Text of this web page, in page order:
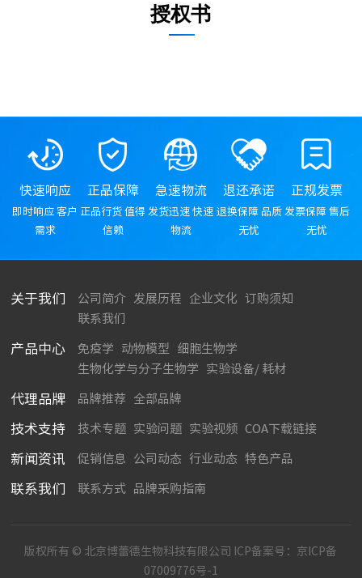
授权书
快速响应
即时响应 客户
需求
正品保障
正品行货 值得
信赖
急速物流
发货迅速 快速
物流
退还承诺
退换保障 品质
无忧
正规发票
发票保障 售后
无忧
关于我们 公司简介 发展历程 企业文化
订购须知
联系我们
产品中心 免疫学 动物模型
细胞生物学
生物化学与分子生物学
实验设备/ 耗材
代理品牌 品牌推荐 全部品牌
技术支持 技术专题 实验问题 实验视频 COA下载链接
新闻资讯 促销信息 公司动态 行业动态 特色产品
联系我们 联系方式 品牌采购指南
版权所有 © 北京博蕾德生物科技有限公司 ICP备案号： 京ICP备
07009776号-1